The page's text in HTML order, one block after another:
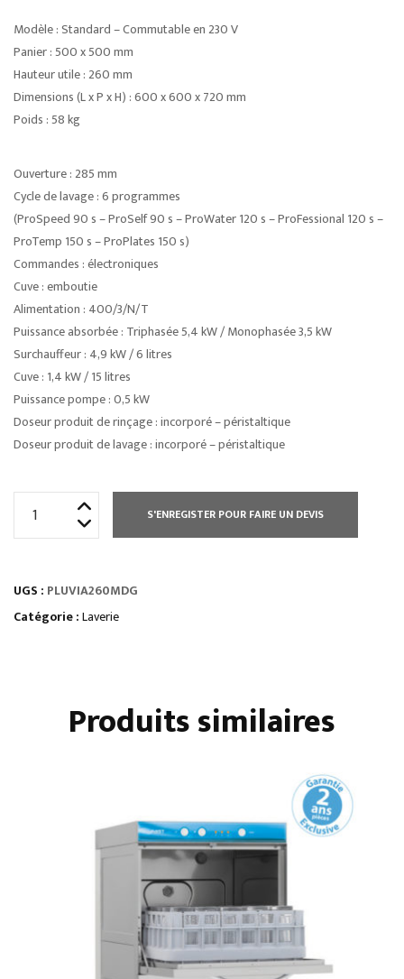
Modèle : Standard – Commutable en 230 V
Panier : 500 x 500 mm
Hauteur utile : 260 mm
Dimensions (L x P x H) : 600 x 600 x 720 mm
Poids : 58 kg
Ouverture : 285 mm
Cycle de lavage : 6 programmes
(ProSpeed 90 s – ProSelf 90 s – ProWater 120 s – ProFessional 120 s –
ProTemp 150 s – ProPlates 150 s)
Commandes : électroniques
Cuve : emboutie
Alimentation : 400/3/N/T
Puissance absorbée : Triphasée 5,4 kW / Monophasée 3,5 kW
Surchauffeur : 4,9 kW / 6 litres
Cuve : 1,4 kW / 15 litres
Puissance pompe : 0,5 kW
Doseur produit de rinçage : incorporé – péristaltique
Doseur produit de lavage : incorporé – péristaltique
PLUVIA
AFFICHAGE
STANDARD
S'ENREGISTER POUR FAIRE UN DEVIS
UGS : PLUVIA260MDG
Catégorie :Laverie
Produits similaires